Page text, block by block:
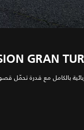
GRAN
بالكامل مع قدرة تحمّل